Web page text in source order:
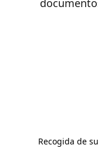
Recogida de